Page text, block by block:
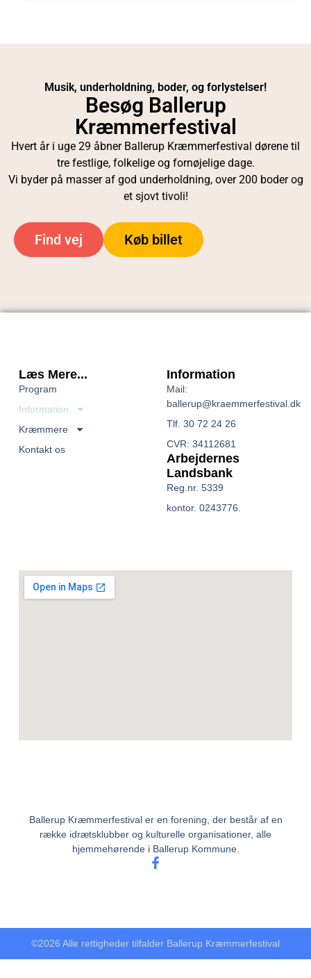
Musik, underholdning, boder, og forlystelser!
Besøg Ballerup
Kræmmerfestival
Hvert år i uge 29 åbner Ballerup Kræmmerfestival dørene til
tre festlige, folkelige og fornøjelige dage.
Vi byder på masser af god underholdning, over 200 boder og
et sjovt tivoli!
Find vej Køb billet
Ballerup Kræmmerfestival er en forening, der består af en
række idrætsklubber og kulturelle organisationer, alle
hjemmehørende i Ballerup Kommune.
Læs Mere...
Program
Information
Kræmmere
Kontakt os
Information
Mail:
ballerup@kraemmerfestival.dk
Tlf. 30 72 24 26
CVR: 34112681
Arbejdernes
Landsbank
Reg.nr. 5339
kontor. 0243776.
©2026 Alle rettigheder tilfalder Ballerup Kræmmerfestival